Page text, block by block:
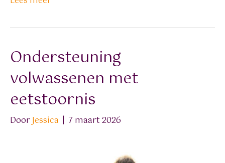
Ondersteuning
volwassenen met
eetstoornis
DoorJessica | 7 maart 2026